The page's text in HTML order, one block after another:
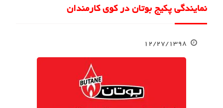
نمایندگی پکیج بوتان در کوی کارمندان
۱۲/۲۷/۱۳۹۸